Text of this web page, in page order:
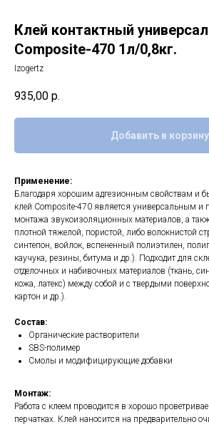
Клей контактный
Composite-470 1л/0,8кг.
Izogertz
935,00 р.
Добавить в корзину
Применение:
Благодаря хорошим адгезионным свойствам и
клей Composite-470 является универсальным и
монтажа звукоизоляционных материалов, а
плотной тяжелой, пористой, либо волокнистой
синтепон, войлок, вспененный полиэтилен,
каучука, резины, битума и др.). Подходит для
отделочных и набивочных материалов (ткань,
кожа, латекс) между собой и с твердыми
картон и др.).
Состав:
Органические растворители
SBS-полимер
Смолы и модифицирующие добавки
Монтаж:
Работа с клеем проводится в хорошо
перчатках. Клей наносится на предварительно